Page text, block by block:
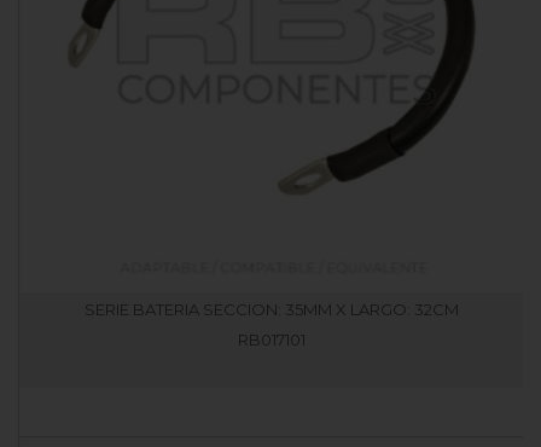
SERIE BATERIA SECCION: 35MM X LARGO: 32CM
RB017101